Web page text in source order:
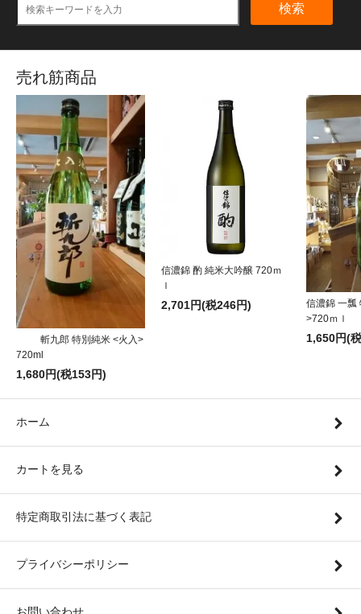
検索
売れ筋商品
斬九郎 特別純米 <火入>
720ml
1,680円(税153円)
信濃錦 酌 純米大吟醸 720ｍ
ｌ
2,701円(税246円)
信濃錦 一瓢
>720ｍｌ
1,650円(
ホーム
カートを見る
特定商取引法に基づく表記
プライバシーポリシー